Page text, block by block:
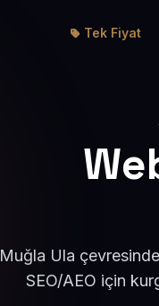
Tek Fiyat
Muğla Ula
SEO/AEO için